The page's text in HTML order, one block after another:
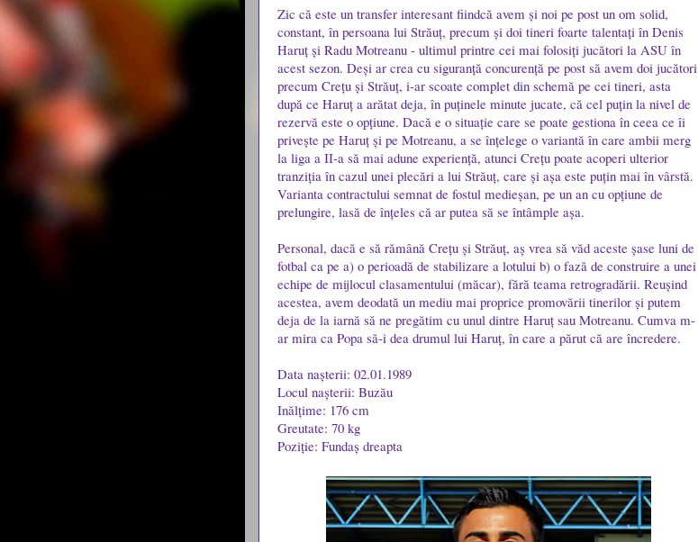
Zic că este un transfer interesant fiindcă avem și noi pe post un om solid,
constant, în persoana lui Străuț, precum și doi tineri foarte talentați în Denis
Haruț și Radu Motreanu - ultimul printre cei mai folosiți jucători la ASU în
acest sezon. Deși ar crea cu siguranță concurență pe post să avem doi jucători
precum Crețu și Străuț, i-ar scoate complet din schemă pe cei tineri, asta
după ce Haruț a arătat deja, în puținele minute jucate, că cel puțin la nivel de
rezervă este o opțiune. Dacă e o situație care se poate gestiona în ceea ce îi
privește pe Haruț și pe Motreanu, a se înțelege o variantă în care ambii merg
la liga a II-a să mai adune experiență, atunci Crețu poate acoperi ulterior
tranziția în cazul unei plecări a lui Străuț, care și așa este puțin mai în vârstă.
Varianta contractului semnat de fostul medieșan, pe un an cu opțiune de
prelungire, lasă de înțeles că ar putea să se întâmple așa.
Personal, dacă e să rămână Crețu și Străuț, aș vrea să văd aceste șase luni de
fotbal ca pe a) o perioadă de stabilizare a lotului b) o fază de construire a unei
echipe de mijlocul clasamentului (măcar), fără teama retrogradării. Reușind
acestea, avem deodată un mediu mai proprice promovării tinerilor și putem
deja de la iarnă să ne pregătim cu unul dintre Haruț sau Motreanu. Cumva m-
ar mira ca Popa să-i dea drumul lui Haruț, în care a părut că are încredere.
Data nașterii: 02.01.1989
Locul nașterii: Buzău
Inălțime: 176 cm
Greutate: 70 kg
Poziție: Fundaș dreapta